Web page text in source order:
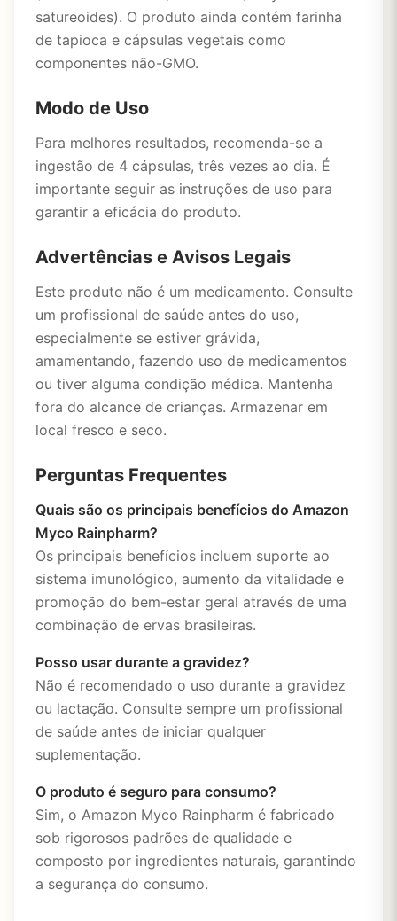
satureoides). O produto ainda contém farinha
de tapioca e cápsulas vegetais como
componentes não-GMO.
Modo de Uso
Para melhores resultados, recomenda-se a
ingestão de 4 cápsulas, três vezes ao dia. É
importante seguir as instruções de uso para
garantir a eficácia do produto.
Advertências e Avisos Legais
Este produto não é um medicamento. Consulte
um profissional de saúde antes do uso,
especialmente se estiver grávida,
amamentando, fazendo uso de medicamentos
ou tiver alguma condição médica. Mantenha
fora do alcance de crianças. Armazenar em
local fresco e seco.
Perguntas Frequentes
Quais são os principais benefícios do Amazon
Myco Rainpharm?
Os principais benefícios incluem suporte ao
sistema imunológico, aumento da vitalidade e
promoção do bem-estar geral através de uma
combinação de ervas brasileiras.
Posso usar durante a gravidez?
Não é recomendado o uso durante a gravidez
ou lactação. Consulte sempre um profissional
de saúde antes de iniciar qualquer
suplementação.
O produto é seguro para consumo?
Sim, o Amazon Myco Rainpharm é fabricado
sob rigorosos padrões de qualidade e
composto por ingredientes naturais, garantindo
a segurança do consumo.